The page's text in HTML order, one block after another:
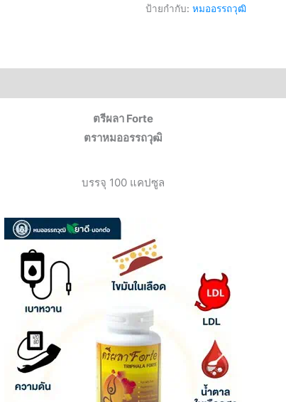
ดัน
ล้าง
เลือด
บำรุง
ไต
เลือด
ให้
ดี
สุด
คุ้ม
10
กระปุก
ป้ายกำกับ: หมออรรถวุฒิ
ตรีผลา Forte
ตราหมออรรถวุฒิ
บรรจุ 100 แคปซูล